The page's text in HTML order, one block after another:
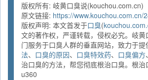
版权所有: 岐黄口臭说(kouchou.com.cn)
原文链接: https://www.kouchou.com.cn/
版权声明: 本文首发于口臭(
文的著作权，严谨转载，侵权必究。岐黄
门服务于口臭人群的垂直网站，致力于提
法、 口臭的原因、 口臭特效药、 口臭偏方、
治口臭的方法，帮您彻底根治口臭。根
u360